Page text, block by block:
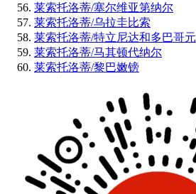
莱索托洛蒂/塞尔维亚第纳尔
莱索托洛蒂/乌拉圭比索
莱索托洛蒂/特立尼达和多巴哥元
莱索托洛蒂/马其顿代纳尔
莱索托洛蒂/黎巴嫩镑